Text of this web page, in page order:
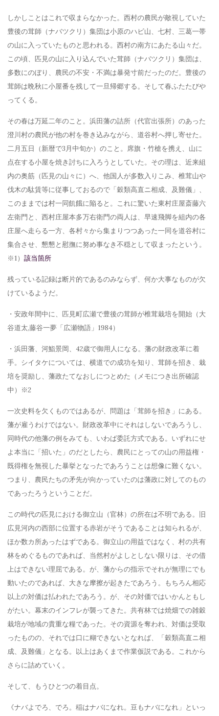
しかしことはこれで収まらなかった。西村の農民が敵視していた
豊後の茸師（ナバツクリ）集団は小原のハビ山、七村、三葛一帯
の山に入っていたものと思われる。西村の南方にあたる山々だ。
この頃、匹見の山に入り込んでいた茸師（ナバツクリ）集団は、
多数にのぼり、農民の不安・不満は暴発寸前だったのだ。豊後の
茸師は晩秋に小屋番を残して一旦帰郷する。そして春ふたたびや
ってくる。
その春は万延二年のこと。浜田藩の詰所（代官出張所）のあった
澄川村の農民が他の村を巻き込みながら、道谷村へ押し寄せた。
二月五日（新暦で3月中旬か）のこと。 席旗・竹槍を携え、山に
点在する小屋を焼き討ちに入ろうとしていた。その理は、近来組
内の奥筋（匹見の山々に）へ、他国人が多数入りこみ、椎茸山や
伐木の駄賃等に従事しておるので「穀類高直ニ相成、及難儀」、
このままでは村一同飢餓に陥ると。これに驚いた東村庄屋斎藤六
左衛門と、西村庄屋本多万右衛門の両人は、早速飛脚を組内の各
庄屋へ走らる一方、各村々から集まりつつあった一同を道谷村に
集合させ、懇懇と慰撫に努め事なき不穏として収まったという。
※1） 該当箇所
残っている記録は断片的であるのみならず、何か大事なものが欠
けているようだ。
・安政年間中に、匹見町広瀬で豊後の茸師が椎茸栽培を開始（大
谷道太,藤谷一夢「広瀬物語」1984）
・浜田藩、河鮨景岡、42歳で御用人になる。藩の財政改革に着
手。シイタケについては、横道での成功を知り、茸師を招き、栽
培を奨励し、藩政たてなおしにつとめた（メモにつき出所確認
中）※2
一次史料を欠くものではあるが、問題は「茸師を招き」にある。
藩が雇うわけではない。財政改革中にそれはしないであろうし、
同時代の他藩の例をみても、いわば委託方式である。いずれにせ
よ本当に「招いた」のだとしたら、農民にとっての山の用益権・
既得権を無視した暴挙となったであろうことは想像に難くない。
つまり、農民たちの矛先が向かっていたのは藩政に対してのもの
であったろうということだ。
この時代の匹見における御立山（官林）の所在は不明である。旧
広見河内の西部に位置する赤岩がそうであることは知られるが、
ほか数カ所あったはずである。御立山の用益ではなく、村の共有
林をめぐるものであれば、当然村がよしとしない限りは、その借
上はできない理屈である。が、藩からの指示でそれが無理にでも
動いたのであれば、大きな摩擦が起きたであろう。もちろん相応
以上の対価は払われたであろう。が、その対価ではいかんともし
がたい。幕末のインフレが襲ってきた。共有林では焼畑での雑穀
栽培が地域の貴重な糧であった。その資源を奪われ、対価は受取
ったものの、それでは口に糊できないとなれば、
「穀類高直ニ相
成、及難儀」となる。以上はあくまで作業仮説である。これから
さらに詰めていく。
そして、もうひとつの着目点。
《ナバよでろ、でろ。稲はナバになれ。豆もナバになれ」といっ